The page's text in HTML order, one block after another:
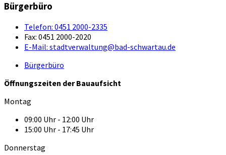
Bürgerbüro
Telefon: 0451 2000-2335
Fax: 0451 2000-2020
E-Mail: stadtverwaltung@bad-schwartau.de
Bürgerbüro
Öffnungszeiten der Bauaufsicht
Montag
09:00 Uhr - 12:00 Uhr
15:00 Uhr - 17:45 Uhr
Donnerstag